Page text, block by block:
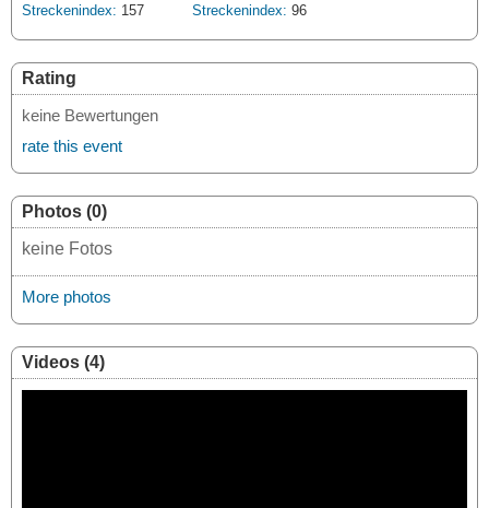
Streckenindex: 157 Streckenindex: 96
Rating
keine Bewertungen
rate this event
Photos (0)
keine Fotos
More photos
Videos (4)